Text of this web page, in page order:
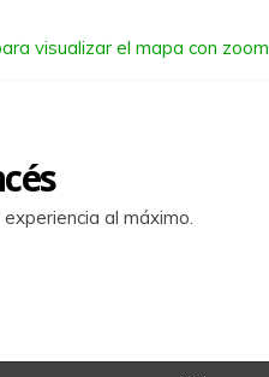
visualizar el mapa con zoom
al máximo.